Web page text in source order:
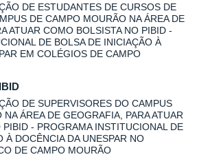
DE ESTUDANTES DE CURSOS DE
DE CAMPO MOURÃO NA ÁREA DE
ATUAR COMO BOLSISTA NO PIBID -
DE BOLSA DE INICIAÇÃO À
EM COLÉGIOS DE CAMPO
DE SUPERVISORES DO CAMPUS
ÁREA DE GEOGRAFIA, PARA ATUAR
- PROGRAMA INSTITUCIONAL DE
À DOCÊNCIA DA UNESPAR NO
DE CAMPO MOURÃO